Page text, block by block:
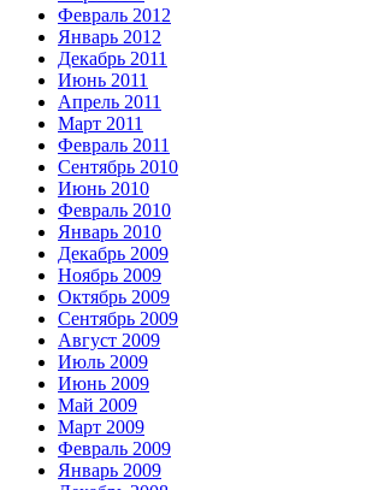
Февраль 2012
Январь 2012
Декабрь 2011
Июнь 2011
Апрель 2011
Март 2011
Февраль 2011
Сентябрь 2010
Июнь 2010
Февраль 2010
Январь 2010
Декабрь 2009
Ноябрь 2009
Октябрь 2009
Сентябрь 2009
Август 2009
Июль 2009
Июнь 2009
Май 2009
Март 2009
Февраль 2009
Январь 2009